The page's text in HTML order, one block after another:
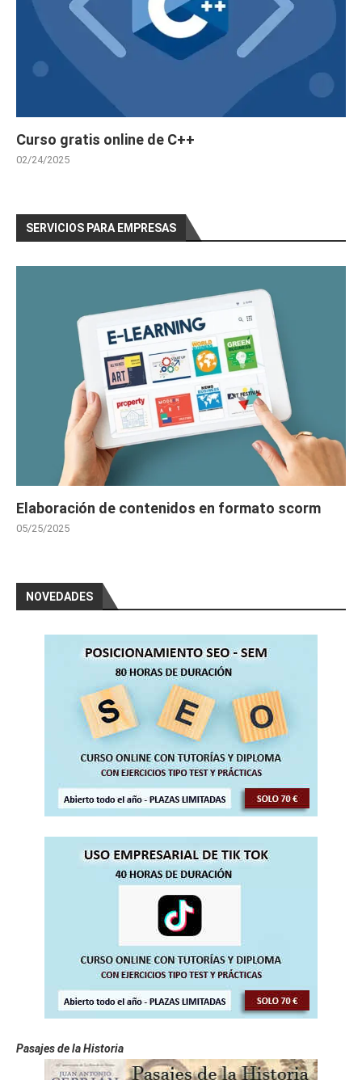
Curso gratis online de C++
02/24/2025
SERVICIOS PARA EMPRESAS
Elaboración de contenidos en formato scorm
05/25/2025
NOVEDADES
Pasajes de la Historia